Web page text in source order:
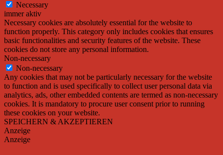
Necessary
immer aktiv
Necessary cookies are absolutely essential for the website to
function properly. This category only includes cookies that ensures
basic functionalities and security features of the website. These
cookies do not store any personal information.
Non-necessary
Non-necessary
Any cookies that may not be particularly necessary for the website
to function and is used specifically to collect user personal data via
analytics, ads, other embedded contents are termed as non-necessary
cookies. It is mandatory to procure user consent prior to running
these cookies on your website.
SPEICHERN & AKZEPTIEREN
Anzeige
Anzeige